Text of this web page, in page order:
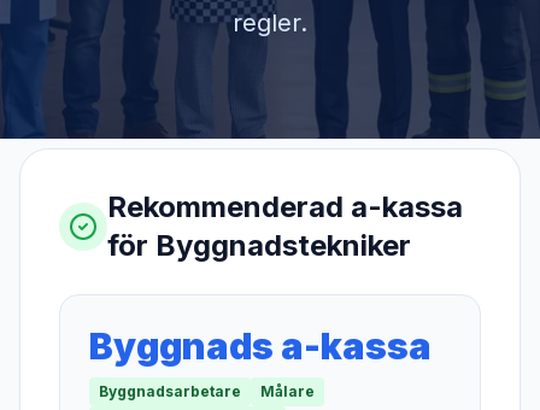
regler.
Rekommenderad a-kassa
för Byggnadstekniker
Byggnads a-kassa
Byggnadsarbetare
Målare